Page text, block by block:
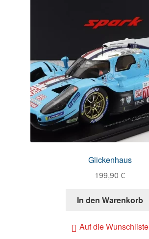
Glickenhaus
199,90 €
In den Warenkorb
Auf die Wunschliste